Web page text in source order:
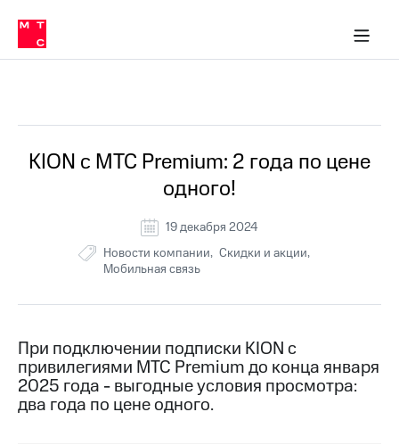
связь
Сервисы и подписки
30% на связь
кабинеты
Мобильная
и
Спутниковое
Деньги
номер
Тарифы
Услуги
в МТС
Услуги
Личный
кабинет
приложение
МТС
Акции
Скидка 30%
на связь
KION с МТС Premium: 2 года по цене
одного!
19 декабря 2024
Новости компании Скидки и акции
Мобильная связь
При подключении подписки KION с
привилегиями МТС Premium до конца января
2025 года - выгодные условия просмотра:
два года по цене одного.